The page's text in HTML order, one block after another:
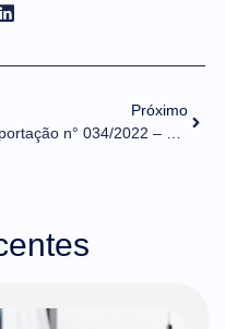
Próximo
Exportação n° 034/2022 – Destaques das evoluções dos módulos do Portal Único Siscomex na release Spree